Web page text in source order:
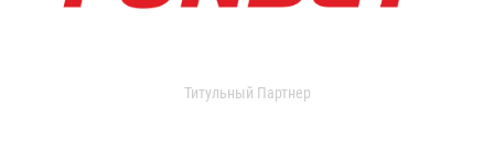
Титульный Партнер